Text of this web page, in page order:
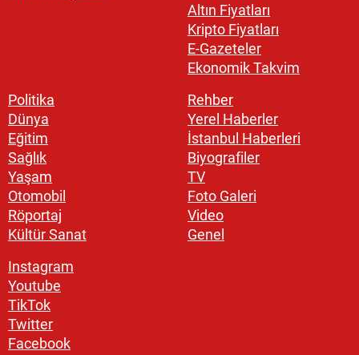
Altın Fiyatları
Kripto Fiyatları
E-Gazeteler
Ekonomik Takvim
Politika
Dünya
Eğitim
Sağlık
Yaşam
Otomobil
Röportaj
Kültür Sanat
Rehber
Yerel Haberler
İstanbul Haberleri
Biyografiler
TV
Foto Galeri
Video
Genel
Instagram
Youtube
TikTok
Twitter
Facebook